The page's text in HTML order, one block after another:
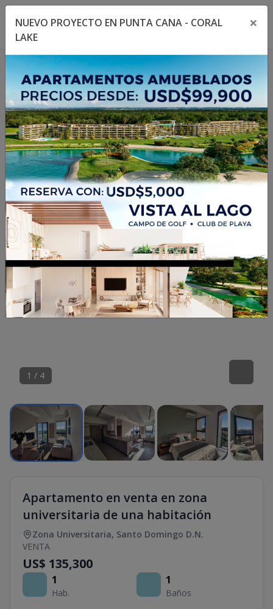
Toggle navigation menu
1 / 4
Apartamento en venta en zona
universitaria de una habitación
Zona Universitaria, Santo Domingo D.N.
VENTA
US$ 135,300
1
Hab.
1
Baños
NUEVO PROYECTO EN PUNTA CANA - CORAL
LAKE
×